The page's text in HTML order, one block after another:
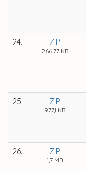
24. ZIP
266,77 KB
25. ZIP
977,1 KB
26. ZIP
1,7 MB